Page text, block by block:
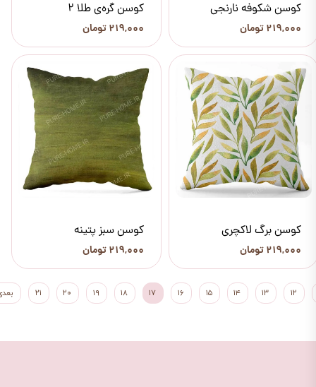
کوسن شکوفه نارنجی
۲۱۹,۰۰۰ تومان
کوسن گره‌ی طلا 2
۲۱۹,۰۰۰ تومان
کوسن برگ لاکچری
۲۱۹,۰۰۰ تومان
کوسن سبز پتینه
۲۱۹,۰۰۰ تومان
۱۲ ۱۳ ۱۴ ۱۵ ۱۶ ۱۷ ۱۸ ۱۹ ۲۰ ۲۱